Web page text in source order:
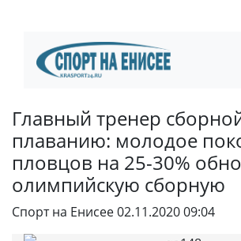
Главный тренер
плаванию: молодое
пловцов на 25-30%
олимпийскую сборную
Спорт на Енисее02.11.2020 09:04